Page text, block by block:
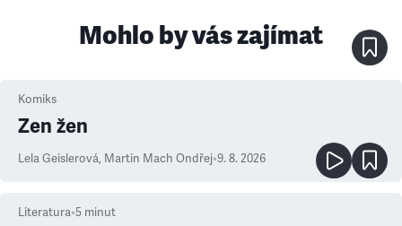
Mohlo by vás zajímat
Komiks
Zen žen
Lela Geislerová, Martin Mach Ondřej•9. 8. 2026
Literatura•5 minut